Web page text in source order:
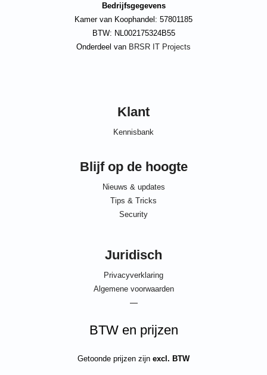
Bedrijfsgegevens
Kamer van Koophandel: 57801185
BTW: NL002175324B55
Onderdeel van BRSR IT Projects
Klant
Kennisbank
Blijf op de hoogte
Nieuws & updates
Tips & Tricks
Security
Juridisch
Privacyverklaring
Algemene voorwaarden
—
BTW en prijzen
Getoonde prijzen zijn excl. BTW